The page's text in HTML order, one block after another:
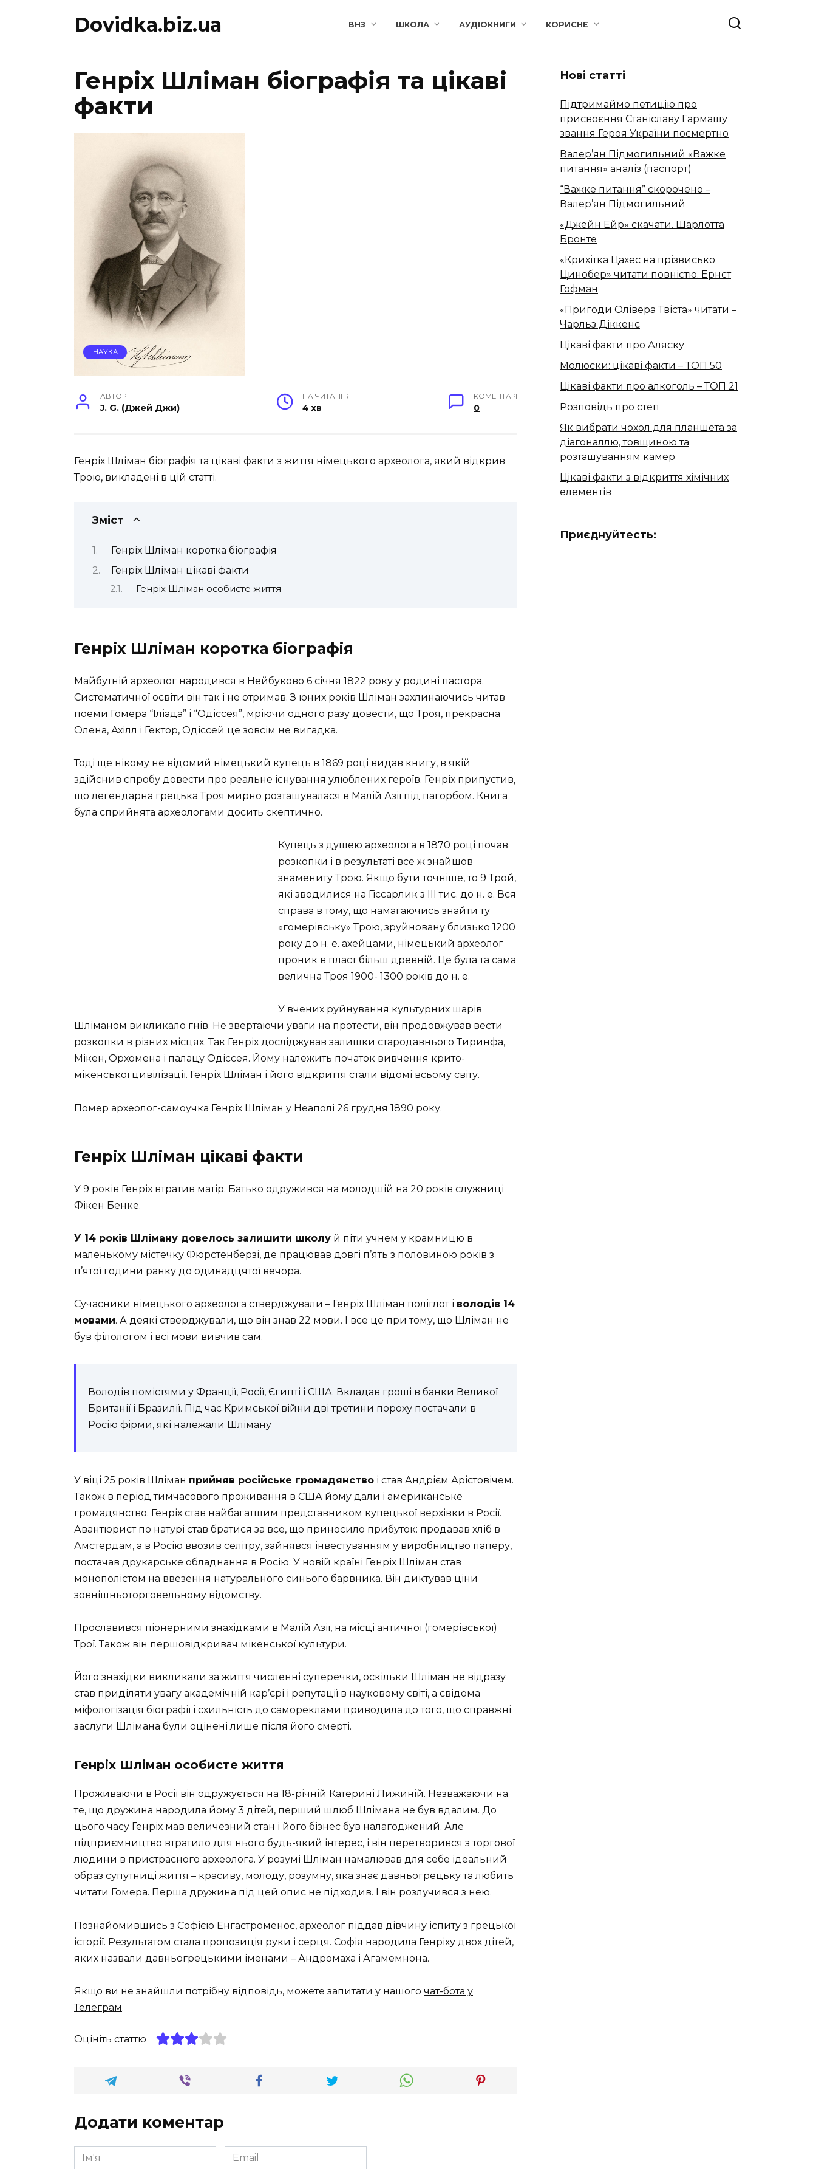
Dovidka.biz.ua ВНЗ ШКОЛА АУДІОКНИГИ КОРИСНЕ
Генріх Шліман біографія та цікаві
факти
НАУКА
АВТОР
J. G. (Джей Джи)
НА ЧИТАННЯ
4 хв
КОМЕНТАРІ
0
Генріх Шліман біографія та цікаві факти з життя німецького археолога, який відкрив
Трою, викладені в цій статті.
Зміст
Генріх Шліман коротка біографія
Генріх Шліман цікаві факти
Генріх Шліман особисте життя
Генріх Шліман коротка біографія
Майбутній археолог народився в Нейбуково 6 січня 1822 року у родині пастора.
Систематичної освіти він так і не отримав. З юних років Шліман захлинаючись читав
поеми Гомера “Іліада” і “Одіссея”, мріючи одного разу довести, що Троя, прекрасна
Олена, Ахілл і Гектор, Одіссей це зовсім не вигадка.
Тоді ще нікому не відомий німецький купець в 1869 році видав книгу, в якій
здійснив спробу довести про реальне існування улюблених героїв. Генріх припустив,
що легендарна грецька Троя мирно розташувалася в Малій Азії під пагорбом. Книга
була сприйнята археологами досить скептично.
Купець з душею археолога в 1870 році почав
розкопки і в результаті все ж знайшов
знамениту Трою. Якщо бути точніше, то 9 Трой,
які зводилися на Гіссарлик з III тис. до н. е. Вся
справа в тому, що намагаючись знайти ту
«гомерівську» Трою, зруйновану близько 1200
року до н. е. ахейцами, німецький археолог
проник в пласт більш древній. Це була та сама
велична Троя 1900- 1300 років до н. е.
У вчених руйнування культурних шарів
Шліманом викликало гнів. Не звертаючи уваги на протести, він продовжував вести
розкопки в різних місцях. Так Генріх досліджував залишки стародавнього Тиринфа,
Мікен, Орхомена і палацу Одіссея. Йому належить початок вивчення крито-
мікенської цивілізації. Генріх Шліман і його відкриття стали відомі всьому світу.
Помер археолог-самоучка Генріх Шліман у Неаполі 26 грудня 1890 року.
Генріх Шліман цікаві факти
У 9 років Генріх втратив матір. Батько одружився на молодшій на 20 років служниці
Фікен Бенке.
У 14 років Шліману довелось залишити школу й піти учнем у крамницю в
маленькому містечку Фюрстенберзі, де працював довгі п’ять з половиною років з
п’ятої години ранку до одинадцятої вечора.
Сучасники німецького археолога стверджували – Генріх Шліман поліглот і володів 14
мовами. А деякі стверджували, що він знав 22 мови. І все це при тому, що Шліман не
був філологом і всі мови вивчив сам.
Володів помістями у Франції, Росії, Єгипті і США. Вкладав гроші в банки Великої
Британії і Бразилії. Під час Кримської війни дві третини пороху постачали в
Росію фірми, які належали Шліману
У віці 25 років Шліман прийняв російське громадянство і став Андрієм Арістовічем.
Також в період тимчасового проживання в США йому дали і американське
громадянство. Генріх став найбагатшим представником купецької верхівки в Росії.
Авантюрист по натурі став братися за все, що приносило прибуток: продавав хліб в
Амстердам, а в Росію ввозив селітру, зайнявся інвестуванням у виробництво паперу,
постачав друкарське обладнання в Росію. У новій країні Генріх Шліман став
монополістом на ввезення натурального синього барвника. Він диктував ціни
зовнішньоторговельному відомству.
Прославився піонерними знахідками в Малій Азії, на місці античної (гомерівської)
Трої. Також він першовідкривач мікенської культури.
Його знахідки викликали за життя численні суперечки, оскільки Шліман не відразу
став приділяти увагу академічній кар’єрі і репутації в науковому світі, а свідома
міфологізація біографії і схильність до самореклами приводила до того, що справжні
заслуги Шлімана були оцінені лише після його смерті.
Генріх Шліман особисте життя
Проживаючи в Росії він одружується на 18-річній Катерині Лижиній. Незважаючи на
те, що дружина народила йому 3 дітей, перший шлюб Шлімана не був вдалим. До
цього часу Генріх мав величезний стан і його бізнес був налагоджений. Але
підприємництво втратило для нього будь-який інтерес, і він перетворився з торгової
людини в пристрасного археолога. У розумі Шліман намалював для себе ідеальний
образ супутниці життя – красиву, молоду, розумну, яка знає давньогрецьку та любить
читати Гомера. Перша дружина під цей опис не підходив. І він розлучився з нею.
Познайомившись з Софією Енгастроменос, археолог піддав дівчину іспиту з грецької
історії. Результатом стала пропозиція руки і серця. Софія народила Генріху двох дітей,
яких назвали давньогрецькими іменами – Андромаха і Агамемнона.
Якщо ви не знайшли потрібну відповідь, можете запитати у нашого чат-бота у
Телеграм.
Оцініть статтю
Додати коментар
Ім'я
*
Email
*
Нові статті
Підтримаймо петицію про
присвоєння Станіславу Гармашу
звання Героя України посмертно
Валер’ян Підмогильний «Важке
питання» аналіз (паспорт)
“Важке питання” скорочено –
Валер’ян Підмогильний
«Джейн Ейр» скачати. Шарлотта
Бронте
«Крихітка Цахес на прізвисько
Цинобер» читати повністю. Ернст
Гофман
«Пригоди Олівера Твіста» читати –
Чарльз Діккенс
Цікаві факти про Аляску
Молюски: цікаві факти – ТОП 50
Цікаві факти про алкоголь – ТОП 21
Розповідь про степ
Як вибрати чохол для планшета за
діагоналлю, товщиною та
розташуванням камер
Цікаві факти з відкриття хімічних
елементів
Приєднуйтесть: